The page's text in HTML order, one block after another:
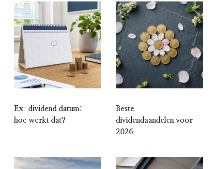
Ex-dividend datum:
hoe werkt dat?
Beste
dividendaandelen voor
2026